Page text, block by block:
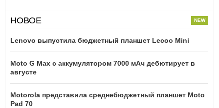
НОВОЕ
Lenovo выпустила бюджетный планшет Lecoo Mini
Moto G Max с аккумулятором 7000 мАч дебютирует в
августе
Motorola представила среднебюджетный планшет Moto
Pad 70